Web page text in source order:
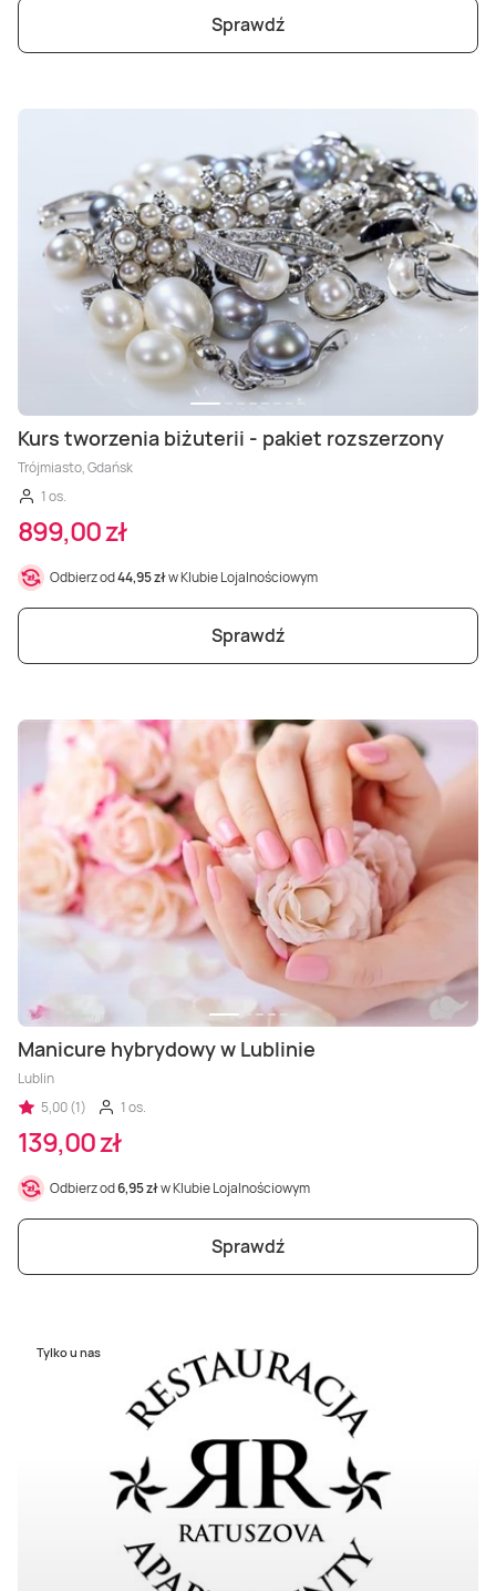
Sprawdź
Kurs tworzenia biżuterii - pakiet rozszerzony
Trójmiasto, Gdańsk
1 os.
899,00 zł
Odbierz od44,95 złw Klubie Lojalnościowym
Sprawdź
Manicure hybrydowy w Lublinie
Lublin
5,00 (1)
1 os.
139,00 zł
Odbierz od6,95 złw Klubie Lojalnościowym
Sprawdź
Tylko u nas